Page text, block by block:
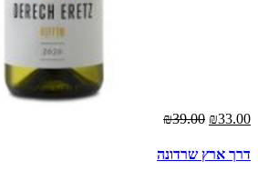
₪33.00
₪39.00
דרך ארץ שרדונה